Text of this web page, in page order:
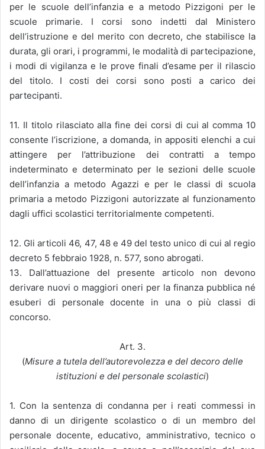
per le scuole dell’infanzia e a metodo Pizzigoni per le
scuole primarie. I corsi sono indetti dal Ministero
dell’istruzione e del merito con decreto, che stabilisce la
durata, gli orari, i programmi, le modalità di partecipazione,
i modi di vigilanza e le prove finali d’esame per il rilascio
del titolo. I costi dei corsi sono posti a carico dei
partecipanti.
11. Il titolo rilasciato alla fine dei corsi di cui al comma 10
consente l’iscrizione, a domanda, in appositi elenchi a cui
attingere per l’attribuzione dei contratti a tempo
indeterminato e determinato per le sezioni delle scuole
dell’infanzia a metodo Agazzi e per le classi di scuola
primaria a metodo Pizzigoni autorizzate al funzionamento
dagli uffici scolastici territorialmente competenti.
12. Gli articoli 46, 47, 48 e 49 del testo unico di cui al regio
decreto 5 febbraio 1928, n. 577, sono abrogati.
13. Dall’attuazione del presente articolo non devono
derivare nuovi o maggiori oneri per la finanza pubblica né
esuberi di personale docente in una o più classi di
concorso.
Art. 3.
(Misure a tutela dell’autorevolezza e del decoro delle
istituzioni e del personale scolastici)
1. Con la sentenza di condanna per i reati commessi in
danno di un dirigente scolastico o di un membro del
personale docente, educativo, amministrativo, tecnico o